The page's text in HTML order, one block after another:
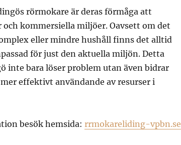
rörmokare är deras förmåga att
och kommersiella miljöer. Oavsett om det
eller mindre hushåll finns det alltid
för just den aktuella miljön. Detta
inte bara löser problem utan även bidrar
effektivt användande av resurser i
besök hemsida: rrmokareliding-vpbn.se